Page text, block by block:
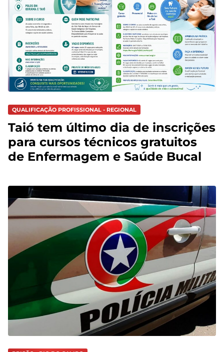
QUALIFICAÇÃO PROFISSIONAL - REGIONAL
Taió tem último dia de inscrições
para cursos técnicos gratuitos
de Enfermagem e Saúde Bucal